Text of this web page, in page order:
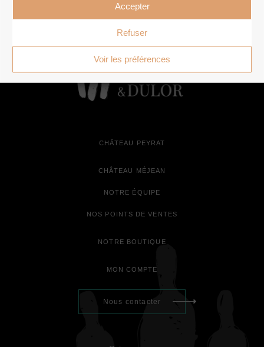
Accepter
Refuser
Voir les préférences
CHÂTEAU PEYRAT
CHÂTEAU MÉJEAN
NOTRE ÉQUIPE
NOS POINTS DE VENTES
NOTRE BOUTIQUE
MON COMPTE
Nous contacter